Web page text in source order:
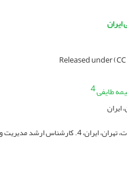
طایفی4
ایران
دکتری مدیریت ورزشی، دانشگاه آزاد اسلامی، واحد علوم و